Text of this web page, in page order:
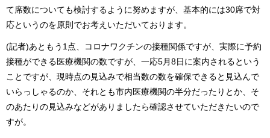
て席数についても検討するように努めますが、基本的には30席で対
応というのを原則でお考えいただいております。
(記者)あともう1点、コロナワクチンの接種関係ですが、実際に予約
接種ができる医療機関の数ですが、一応5月8日に案内されるという
ことですが、現時点の見込みで相当数の数を確保できると見込んで
いらっしゃるのか、それとも市内医療機関の半分だったりとか、そ
のあたりの見込みなどがありましたら確認させていただきたいので
すが。